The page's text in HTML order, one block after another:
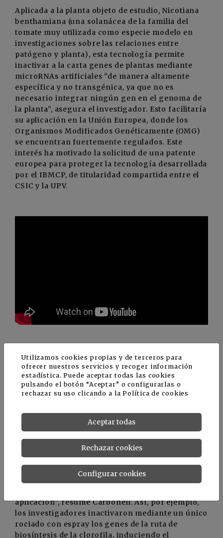
Aplicada a la planta objeto de estudio, Nicotiana
benthamiana (una solanácea de la familia del
tomate muy utilizada como especie modelo en
investigaciones sobre las relaciones entre
patógeno y planta), esta tecnología permite
inactivar a la carta genes de plantas mediante
microRNAs artificiales “de manera altamente
específica y no transgénica, ya que no es
necesario integrar ningún gen en el genoma de
la planta”, asegura el investigador. Esto facilitaría
su aplicación en la Unión Europea, donde los
Organismos Modificados Genéticamente (OMG)
se encuentran fuertemente regulados. Este
interés ha motivado la solicitud de una patente
europea para proteger la tecnología desarrollada
por el IBMCP, de titularidad compartida entre el
CSIC y la UPV.
Aumentar la productividad de los
cultivos y ‘vacunarlos’ frente a
virus
“una única pulverización es suficiente para
infectar la planta con el virus inocuo y producir
los amiRNAs en los tejidos infectados. Por lo
tanto, esta metodología no requiere tratamientos
aplicación”, resume Carbonell. Así, por ejemplo,
los investigadores inactivaron mediante un único
rociado con espray los genes de la ruta de
biosíntesis de la clorofila, induciendo el
Utilizamos cookies propias y de terceros para
ofrecer nuestros servicios y recoger información
estadística. Puede aceptar todas las cookies
pulsando el botón “Aceptar” o configurarlas o
rechazar su uso clicando a laPolítica de cookies
Aceptar todas
Rechazar cookies
Configurar cookies